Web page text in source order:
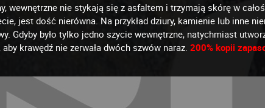
wewnętrzne nie stykają się z asfaltem i trzymają skórę w
jest dość nierówna. Na przykład dziury, kamienie lub inne
było tylko jedno szycie wewnętrzne, natychmiast
krawędź nie zerwała dwóch szwów naraz. 200% kopii